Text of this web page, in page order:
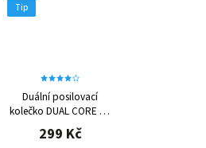
Tip
Duální posilovací
kolečko DUAL CORE PS
4042
299 Kč